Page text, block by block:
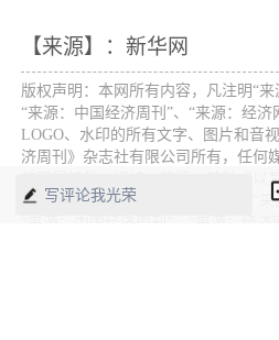
【来源】：新华网
版权声明：本网所有内容，凡注明“来
“来源：中国经济周刊”、“来源：经济
LOGO、水印的所有文字、图片和音
济周刊》杂志社有限公司所有，任何
权不得转载、摘编、链接、转贴或以
的，在下载、转载使用时必须注明“
写评论我光荣